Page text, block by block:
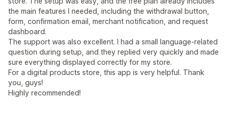
the main features I needed, including the withdrawal button,
form, confirmation email, merchant notification, and request
dashboard.
The support was also excellent. I had a small language-related
question during setup, and they replied very quickly and made
sure everything displayed correctly for my store.
For a digital products store, this app is very helpful. Thank
you, guys!
Highly recommended!